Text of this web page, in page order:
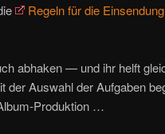
Regeln für die Einsendung
abhaken — und ihr helft
der Auswahl der Aufgaben
Produktion …